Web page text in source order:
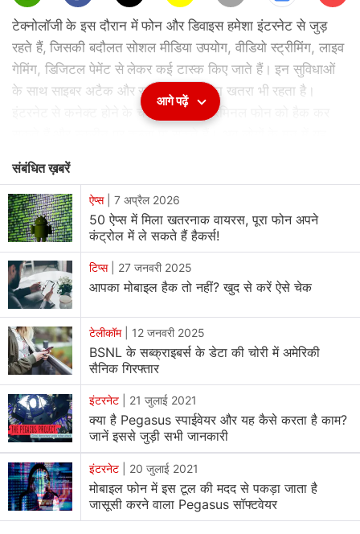
scri
be
टेक्नोलॉजी के इस दौरान में फोन और डिवाइस हमेशा इंटरनेट से जुड़
रहते हैं, जिसकी बदौलत सोशल मीडिया उपयोग, वीडियो स्ट्रीमिंग, लाइव
गेमिंग, डिजिटल पेमेंट से लेकर कई टास्क किए जाते हैं। इन सुविधाओं
के साथ साइबर अटैक और साइबर क्राइम का खतरा भी रहता है।
इंटरनेट से कनेक्ट होने के चलते साइबर क्रिमिनल फोन को हैक कर
फायदा उठाकर आपके फोन से छेड़छाड़ कर सकते हैं। तो इस जबाव है
हां, हैकर्स आपके फोन की स्क्रीन को देख सकते हैं। एक बार एक्सेस
मिलने के बाद हैकर आपके फोन की स्क्रीन को मिरर कर सकते हैं या
रिमोट एक्सेस ट्रोजन (RAT) जैसे दूसरे टूल्स का उपयोग करके आपकी
एक्टिविटी को देख सकते हैं, स्क्रीनशॉट ले सकते हैं और फोन पर
कंट्रोल भी कर सकते हैं। आइए इसके संकेत क्या हैं और कैसे बचाव करें
इसके बारे में विस्तार से जानते हैं।
फोन की स्क्रीन पर हैकर कैसे पा सकते हैं कब्जा
मैलवेयर:स्पाइवेयर या RAT जैसे खराब सॉफ्टवेयर यूजर्स की जानकारी
के बिना ही उनके डिवाइस पर इंस्टॉल किए जा सकते हैं। इस प्रकार के
सॉफ्टवेयर यूजर्स की स्क्रीन एक्टिविटी को कैप्चर कर सकते हैं, उनके
कीस्ट्रोक्स रिकॉर्ड कर सकते हैं और हैकर को रिमोट कंट्रोल दे सकते
हैं।
फिशिंग:हैकर यूजर्स को ईमेल या फेक वेबसाइट के जरिए खतरनाक लिंक
आगे पढ़ें
संबंधित ख़बरें
ऐप्स| 7 अप्रैल 2026
50 ऐप्स में मिला खतरनाक वायरस, पूरा फोन अपने
कंट्रोल में ले सकते हैं हैकर्स!
टिप्स| 27 जनवरी 2025
आपका मोबाइल हैक तो नहीं? खुद से करें ऐसे चेक
टेलीकॉम| 12 जनवरी 2025
BSNL के सब्क्राइबर्स के डेटा की चोरी में अमेरिकी
सैनिक गिरफ्तार
इंटरनेट 21 जुलाई 2021
क्या है Pegasus स्पाईवेयर और यह कैसे करता है काम?
जानें इससे जुड़ी सभी जानकारी
इंटरनेट 20 जुलाई 2021
मोबाइल फोन में इस टूल की मदद से पकड़ा जाता है
जासूसी करने वाला Pegasus सॉफ्टवेयर